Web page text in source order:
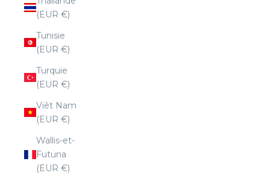
(EUR €)
Tunisie
(EUR €)
Turquie
(EUR €)
Viêt Nam
(EUR €)
Wallis-et-
Futuna
(EUR €)